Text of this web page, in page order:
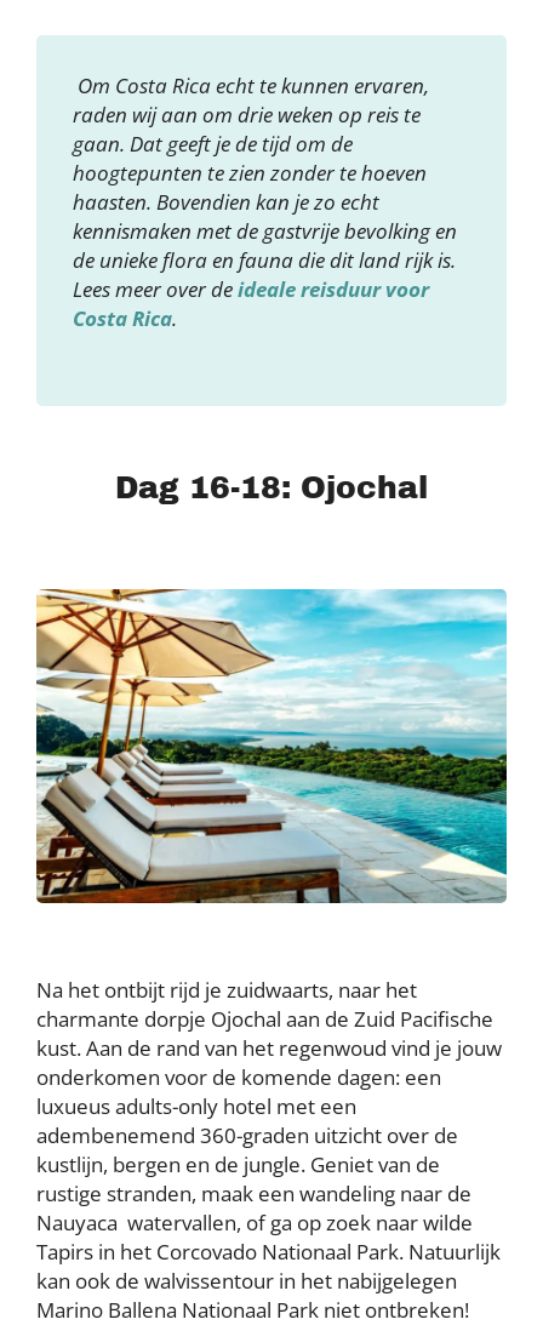
Om Costa Rica echt te kunnen ervaren,
raden wij aan om drie weken op reis te
gaan. Dat geeft je de tijd om de
hoogtepunten te zien zonder te hoeven
haasten. Bovendien kan je zo echt
kennismaken met de gastvrije bevolking en
de unieke flora en fauna die dit land rijk is.
Lees meer over deideale reisduur voor
Costa Rica.
Dag 16-18: Ojochal
Na het ontbijt rijd je zuidwaarts, naar het
charmante dorpje Ojochal aan de Zuid Pacifische
kust. Aan de rand van het regenwoud vind je jouw
onderkomen voor de komende dagen: een
luxueus adults-only hotel met een
adembenemend 360-graden uitzicht over de
kustlijn, bergen en de jungle. Geniet van de
rustige stranden, maak een wandeling naar de
Nauyaca watervallen, of ga op zoek naar wilde
Tapirs in het Corcovado Nationaal Park. Natuurlijk
kan ook de walvissentour in het nabijgelegen
Marino Ballena Nationaal Park niet ontbreken!